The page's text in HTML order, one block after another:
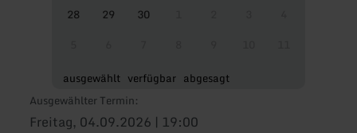
28
29 30
ausgewählt verfügbar abgesagt
Ausgewählter Termin:
Freitag, 04.09.2026 | 19:00